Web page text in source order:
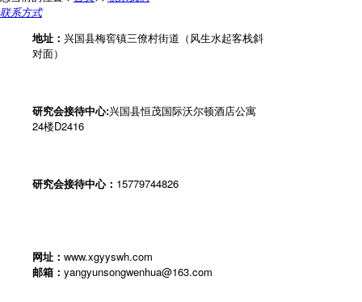
联系方式
地址： 兴国县梅窖镇三僚村街道（风生水起客栈斜
对面）
研究会接待中心:兴国县恒茂国际沃尔顿酒店公寓
24楼D2416
研究会接待中心： 15779744826
网址： www.xgyyswh.com
邮箱： yangyunsongwenhua@163.com